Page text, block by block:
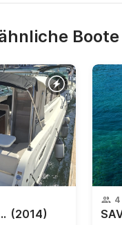
- 705 Activ (2014)
4